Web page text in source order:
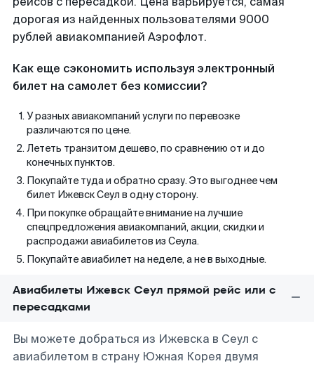
дорогая из найденных пользователями 9000
рублей авиакомпанией Аэрофлот.
Как еще сэкономить используя электронный
билет на самолет без комиссии?
У разных авиакомпаний услуги по перевозке
различаются по цене.
Лететь транзитом дешево, по сравнению от и до
конечных пунктов.
Покупайте туда и обратно сразу. Это выгоднее чем
билет Ижевск Сеул в одну сторону.
При покупке обращайте внимание на лучшие
спецпредложения авиакомпаний, акции, скидки и
распродажи авиабилетов из Сеула.
Покупайте авиабилет на неделе, а не в выходные.
Авиабилеты Ижевск Сеул прямой рейс или с
пересадками
Вы можете добраться из Ижевска в Сеул с
авиабилетом в страну Южная Корея двумя